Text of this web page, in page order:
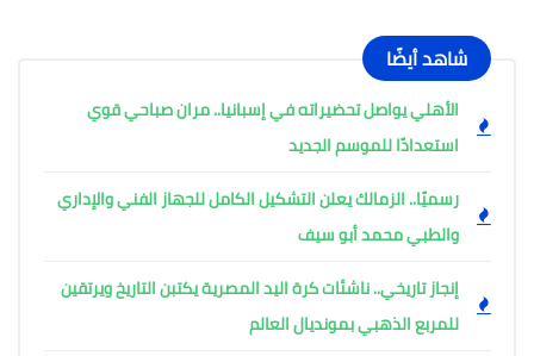
شاهد أيضًا
الأهلي يواصل تحضيراته في إسبانيا.. مران صباحي قوي
استعدادًا للموسم الجديد
رسميًا.. الزمالك يعلن التشكيل الكامل للجهاز الفني والإداري
والطبي محمد أبو سيف
إنجاز تاريخي.. ناشئات كرة اليد المصرية يكتبن التاريخ ويرتقين
للمربع الذهبي بمونديال العالم